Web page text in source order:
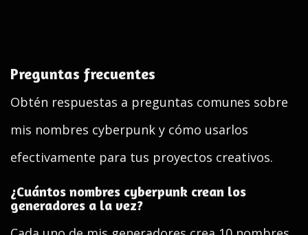
Preguntas frecuentes
Obtén respuestas a preguntas comunes sobre
mis nombres cyberpunk y cómo usarlos
efectivamente para tus proyectos creativos.
¿Cuántos nombres cyberpunk crean los
generadores a la vez?